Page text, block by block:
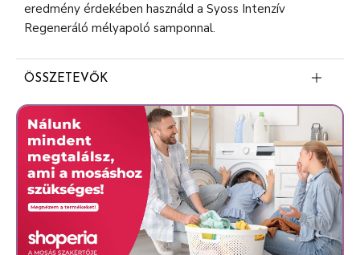
eredmény érdekében használd a Syoss Intenzív
Regeneráló mélyapoló samponnal.
ÖSSZETEVŐK
Aqua (Water, Eau)
Cetearyl Alcohol
Isopropyl Myristate
Behentrimonium Chloride
Hydrolyzed Keratin
Hydrolyzed Soy Protein